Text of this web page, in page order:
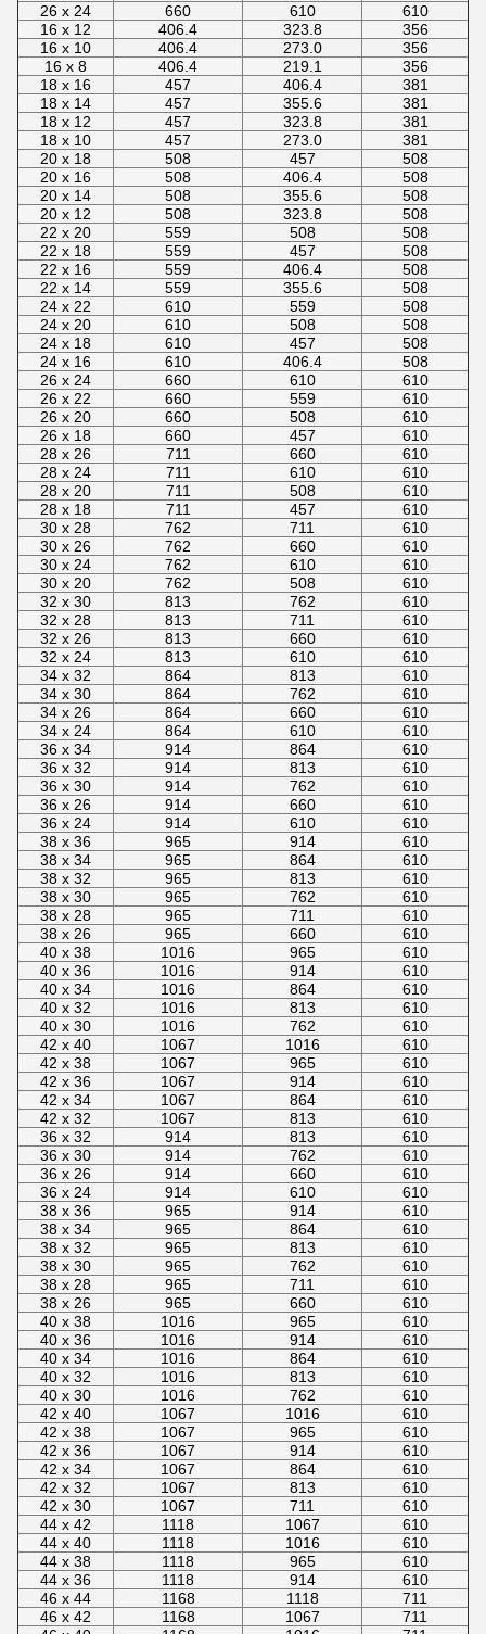
26 x 24
660 610
610
16 x 12
406.4 323.8
356
16 x 10
406.4 273.0
356
16 x 8
406.4 219.1
356
18 x 16
457 406.4
381
18 x 14
457 355.6
381
18 x 12
457 323.8
381
18 x 10
457 273.0
381
20 x 18
508 457
508
20 x 16
508 406.4
508
20 x 14
508 355.6
508
20 x 12
508 323.8
508
22 x 20
559 508
508
22 x 18
559 457
508
22 x 16
559 406.4
508
22 x 14
559 355.6
508
24 x 22
610 559
508
24 x 20
610 508
508
24 x 18
610 457
508
24 x 16
610 406.4
508
26 x 24
660 610
610
26 x 22
660 559
610
26 x 20
660 508
610
26 x 18
660 457
610
28 x 26
711 660
610
28 x 24
711 610
610
28 x 20
711 508
610
28 x 18
711 457
610
30 x 28
762 711
610
30 x 26
762 660
610
30 x 24
762 610
610
30 x 20
762 508
610
32 x 30
813 762
610
32 x 28
813 711
610
32 x 26
813 660
610
32 x 24
813 610
610
34 x 32
864 813
610
34 x 30
864 762
610
34 x 26
864 660
610
34 x 24
864 610
610
36 x 34
914 864
610
36 x 32
914 813
610
36 x 30
914 762
610
36 x 26
914 660
610
36 x 24
914 610
610
38 x 36
965 914
610
38 x 34
965 864
610
38 x 32
965 813
610
38 x 30
965 762
610
38 x 28
965 711
610
38 x 26
965 660
610
40 x 38
1016 965
610
40 x 36
1016 914
610
40 x 34
1016 864
610
40 x 32
1016 813
610
40 x 30
1016 762
610
42 x 40
1067 1016
610
42 x 38
1067 965
610
42 x 36
1067 914
610
42 x 34
1067 864
610
42 x 32
1067 813
610
36 x 32
914 813
610
36 x 30
914 762
610
36 x 26
914 660
610
36 x 24
914 610
610
38 x 36
965 914
610
38 x 34
965 864
610
38 x 32
965 813
610
38 x 30
965 762
610
38 x 28
965 711
610
38 x 26
965 660
610
40 x 38
1016 965
610
40 x 36
1016 914
610
40 x 34
1016 864
610
40 x 32
1016 813
610
40 x 30
1016 762
610
42 x 40
1067 1016
610
42 x 38
1067 965
610
42 x 36
1067 914
610
42 x 34
1067 864
610
42 x 32
1067 813
610
42 x 30
1067 711
610
44 x 42
1118 1067
610
44 x 40
1118 1016
610
44 x 38
1118 965
610
44 x 36
1118 914
610
46 x 44
1168 1118
711
46 x 42
1168 1067
711